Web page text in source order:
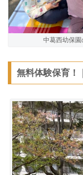
中葛西幼保園
無料体験保育！